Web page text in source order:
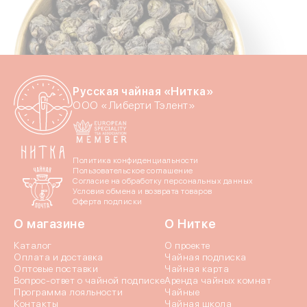
Русская чайная «Нитка»
ООО «Либерти Тэлент»
Политика конфиденциальности
Пользовательское соглашение
Согласие на обработку персональных данных
Условия обмена и возврата товаров
Оферта подписки
О магазине
Каталог
Оплата и доставка
Оптовые поставки
Вопрос-ответ о чайной подписке
Программа лояльности
Контакты
О Нитке
О проекте
Чайная подписка
Чайная карта
Аренда чайных комнат
Чайные
Чайная школа